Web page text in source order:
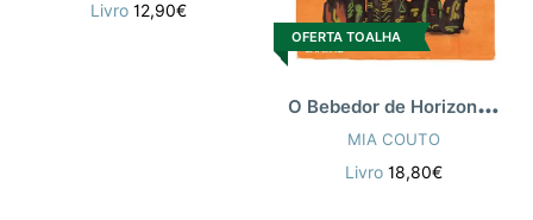
Livro12,90€
OFERTA TOALHA
O
Bebedor de Horizontes
MIA COUTO
Livro18,80€